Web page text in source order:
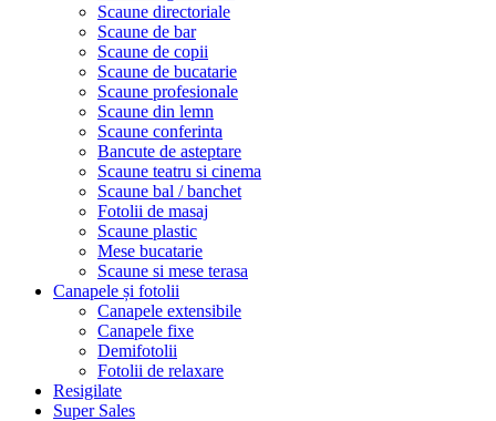
Scaune directoriale
Scaune de bar
Scaune de copii
Scaune de bucatarie
Scaune profesionale
Scaune din lemn
Scaune conferinta
Bancute de asteptare
Scaune teatru si cinema
Scaune bal / banchet
Fotolii de masaj
Scaune plastic
Mese bucatarie
Scaune si mese terasa
Canapele și fotolii
Canapele extensibile
Canapele fixe
Demifotolii
Fotolii de relaxare
Resigilate
Super Sales